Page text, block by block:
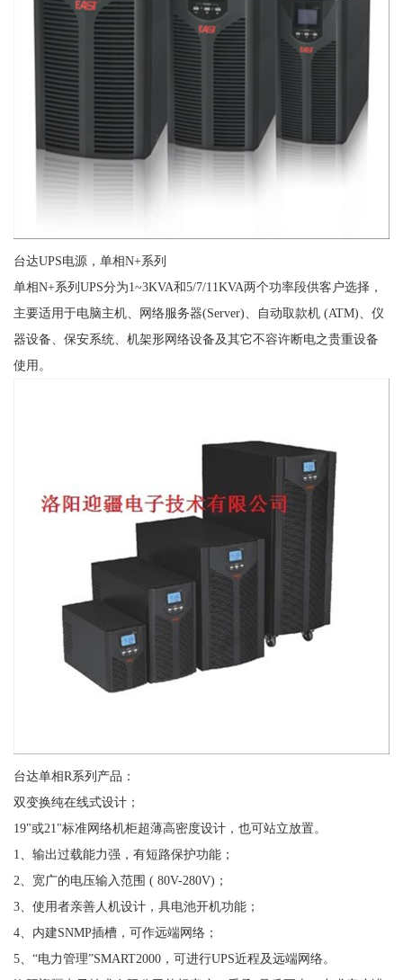
台达UPS电源，单相N+系列
单相N+系列UPS分为1~3KVA和5/7/11KVA两个功率段供客户选择，
主要适用于电脑主机、网络服务器(Server)、自动取款机 (ATM)、仪
器设备、保安系统、机架形网络设备及其它不容许断电之贵重设备
使用。
台达单相R系列产品：
双变换纯在线式设计；
19"或21"标准网络机柜超薄高密度设计，也可站立放置。
1、输出过载能力强，有短路保护功能；
2、宽广的电压输入范围 ( 80V-280V)；
3、使用者亲善人机设计，具电池开机功能；
4、内建SNMP插槽，可作远端网络；
5、“电力管理”SMART2000，可进行UPS近程及远端网络。